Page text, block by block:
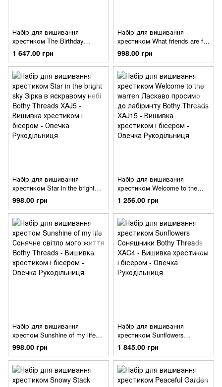
Набір для вишивання
хрестиком The Birthday
Sampler Зразок дня
народження Bothy Threads
XS14
1 647.00 грн
Набір для вишивання
хрестиком What friends are for
Для чого потрібні друзі Bothy
Threads XAJ8
998.00 грн
Набір для вишивання
хрестиком Star in the bright
sky Зірка в яскравому небі
Bothy Threads XAJ5
998.00 грн
Набір для вишивання
хрестиком Welcome to the
warren Ласкаво просимо до
лабіринту Bothy Threads
XAJ15
1 256.00 грн
Набір для вишивання
хрестом Sunshine of my life
Сонячне світло мого життя
Bothy Threads
998.00 грн
Набір для вишивання
хрестиком Sunflowers
Соняшники Bothy Threads
XAC4
1 845.00 грн